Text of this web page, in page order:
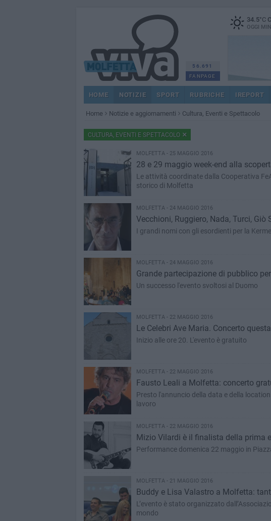
56.691
FANPAGE
34.5°C
OGGI MIN
HOME NOTIZIE SPORT RUBRICHE IREPORT
Home Notizie e aggiornamenti Cultura, Eventi e Spettacolo
CULTURA, EVENTI E SPETTACOLO
MOLFETTA - 25 MAGGIO 2016
28 e 29 maggio week-end alla
Le attività coordinate dalla Cooperativa
storico di Molfetta
MOLFETTA - 24 MAGGIO 2016
Vecchioni, Ruggiero, Nada, Turci,
I grandi nomi con gli esordienti per la
MOLFETTA - 24 MAGGIO 2016
Grande partecipazione di pubblico
Un successo l'evento svoltosi al Duomo
MOLFETTA - 22 MAGGIO 2016
Le Celebri Ave Maria. Concerto
Inizio alle ore 20. L'evento è gratuito
MOLFETTA - 22 MAGGIO 2016
Fausto Leali a Molfetta: concerto
Presto l'annuncio della data e della
lavoro
MOLFETTA - 22 MAGGIO 2016
Mizio Vilardi è il finalista della prima
Performance domenica 22 maggio in
MOLFETTA - 21 MAGGIO 2016
Buddy e Lisa Valastro a Molfetta:
L’evento è stato organizzato
mondo